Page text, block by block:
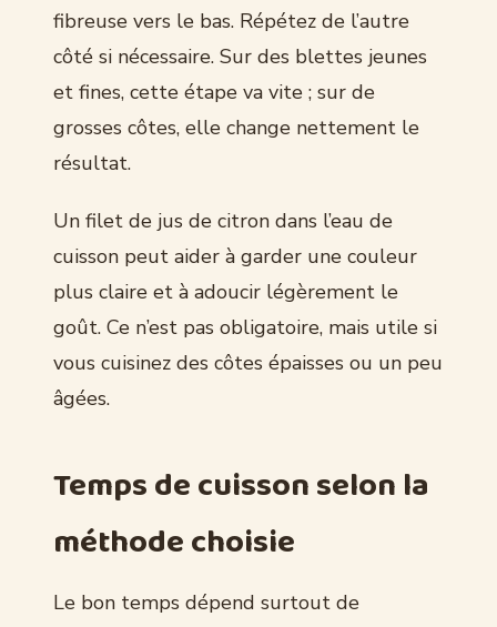
fibreuse vers le bas. Répétez de l’autre
côté si nécessaire. Sur des blettes jeunes
et fines, cette étape va vite ; sur de
grosses côtes, elle change nettement le
résultat.
Un filet de jus de citron dans l’eau de
cuisson peut aider à garder une couleur
plus claire et à adoucir légèrement le
goût. Ce n’est pas obligatoire, mais utile si
vous cuisinez des côtes épaisses ou un peu
âgées.
Temps de cuisson selon la
méthode choisie
Le bon temps dépend surtout de